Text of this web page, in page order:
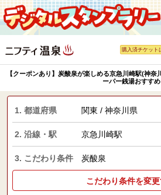
購入済チケット
【クーポンあり】炭酸泉が楽しめる京急川崎駅(神
ーパー銭湯おすすめ
1. 都道府県 関東 / 神奈川県
2. 沿線・駅 京急川崎駅
3. こだわり条件 炭酸泉
こだわり条件を変